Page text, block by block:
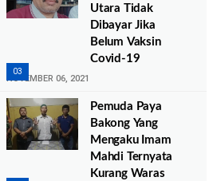
Utara Tidak
Dibayar Jika
Belum Vaksin
Covid-19
NOVEMBER 06, 2021
Pemuda Paya
Bakong Yang
Mengaku Imam
Mahdi Ternyata
Kurang Waras